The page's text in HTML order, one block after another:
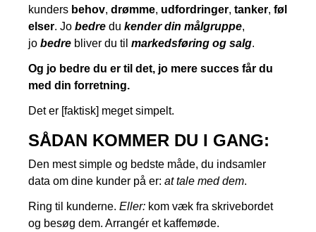
kunders behov, drømme, udfordringer, tanker, føl
elser. Jo bedre du kender din målgruppe,
jo bedre bliver du til markedsføring og salg.
Og jo bedre du er til det, jo mere succes får du
med din forretning.
Det er [faktisk] meget simpelt.
SÅDAN KOMMER DU I GANG:
Den mest simple og bedste måde, du indsamler
data om dine kunder på er: at tale med dem.
Ring til kunderne. Eller: kom væk fra skrivebordet
og besøg dem. Arrangér et kaffemøde.